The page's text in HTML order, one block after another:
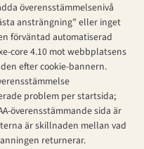
överensstämmelsenivå
ansträngning” eller inget
förväntad automatiserad
core 4.10 mot webbplatsens
efter cookie-bannern.
problem per startsida;
överensstämmande sida är
är skillnaden mellan vad
returnerar.